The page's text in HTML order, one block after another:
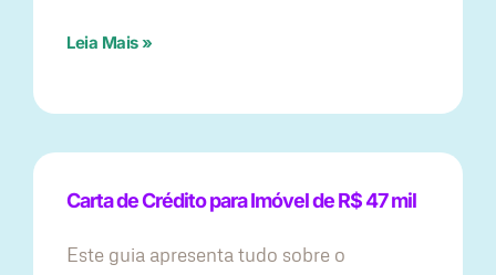
Leia Mais »
Carta de Crédito para Imóvel de R$ 47 mil
Este guia apresenta tudo sobre o